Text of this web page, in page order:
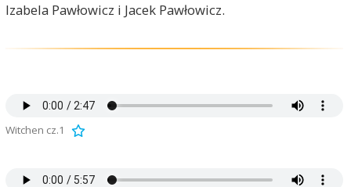
Izabela Pawłowicz i Jacek Pawłowicz.
Witchen cz.1